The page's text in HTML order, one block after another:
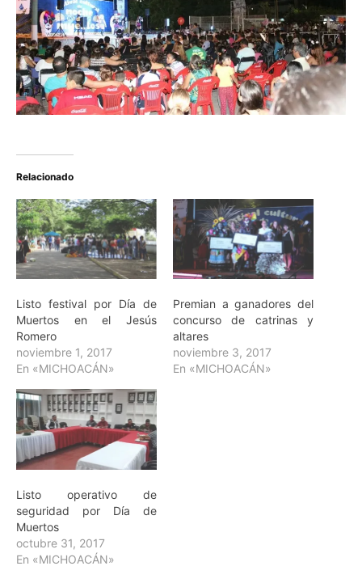
Relacionado
Listo festival por Día de
Muertos en el Jesús
Romero
noviembre 1, 2017
En «MICHOACÁN»
Premian a ganadores del
concurso de catrinas y
altares
noviembre 3, 2017
En «MICHOACÁN»
Listo operativo de
seguridad por Día de
Muertos
octubre 31, 2017
En «MICHOACÁN»